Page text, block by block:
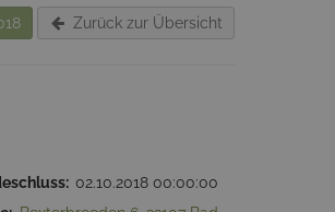
Zurück zur Übersicht
02.10.2018 00:00:00